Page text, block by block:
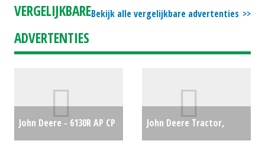
€950
Bekijk alle vergelijkbare advertenties
VERGELIJKBARE
ADVERTENTIES
John Deere - 6130R AP CP
John Deere Tractor,